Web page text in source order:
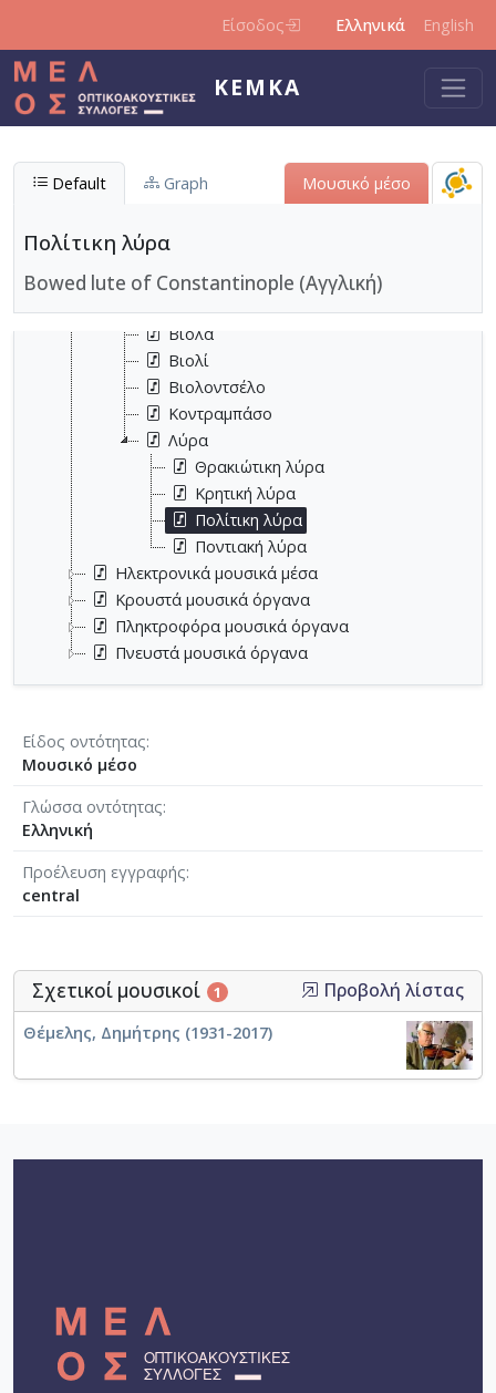
Είσοδος Ελληνικά English
ΚΕΜΚΑ
Default Graph Μουσικό μέσο
Πολίτικη λύρα
Bowed lute of Constantinople (Αγγλική)
Έγχορδα μουσικά όργανα
Νυκτά έγχορδα μουσικά όργανα
Βιόλα
Βιολί
Βιολοντσέλο
Κοντραμπάσο
Λύρα
Θρακιώτικη λύρα
Κρητική λύρα
Πολίτικη λύρα
Ποντιακή λύρα
Ηλεκτρονικά μουσικά μέσα
Κρουστά μουσικά όργανα
Πληκτροφόρα μουσικά όργανα
Πνευστά μουσικά όργανα
Είδος οντότητας
Μουσικό μέσο
Γλώσσα οντότητας
Ελληνική
Προέλευση εγγραφής
central
Σχετικοί μουσικοί 1 Προβολή λίστας
Θέμελης, Δημήτρης (1931-2017)